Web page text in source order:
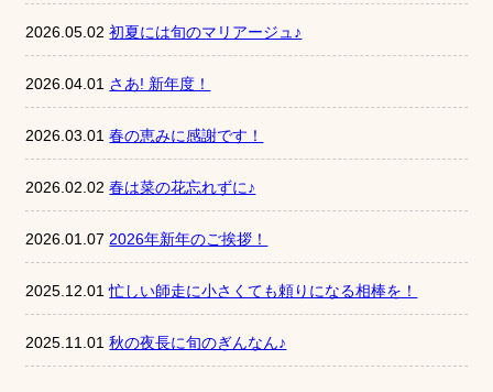
2026.05.02初夏には旬のマリアージュ♪
2026.04.01 さあ! 新年度！
2026.03.01春の恵みに感謝です！
2026.02.02春は菜の花忘れずに♪
2026.01.07 2026年新年のご挨拶！
2025.12.01忙しい師走に小さくても頼りになる相棒を！
2025.11.01秋の夜長に旬のぎんなん♪